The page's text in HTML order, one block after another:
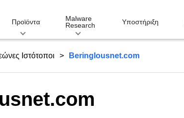
Προϊόντα
Malware
Research
Υποστήριξη
Ιστότοποι Beringlousnet.com